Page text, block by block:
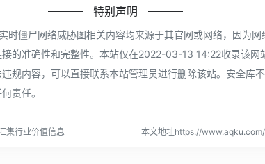
特别声明
时僵尸网络威胁图相关内容均来源于其官网或网络，因为
的准确性和完整性。本站仅在2022-03-13 14:22收录该网
规内容，可以直接联系本站管理员进行删除该站。安全库
责任。
集行业价值信息 本文地址https://